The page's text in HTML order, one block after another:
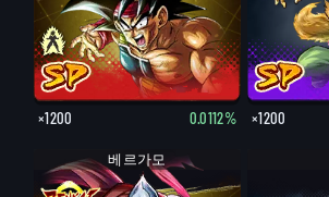
×1200 0.0112% ×1200
베르가모